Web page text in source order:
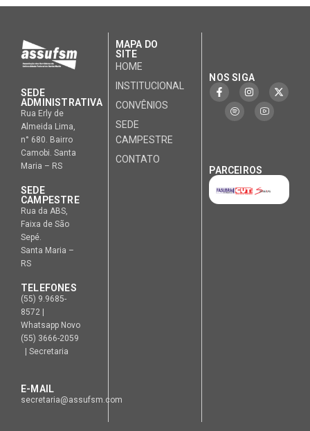
SEDE
ADMINISTRATIVA
Rua Erly de
Almeida Lima,
n° 680. Bairro
Camobi. Santa
Maria – RS
SEDE
CAMPESTRE
Rua da ABS,
Faixa de São
Sepé.
Santa Maria –
RS
TELEFONES
(55) 9.9685-
8572 |
Whatsapp Novo
(55) 3666-2059
| Secretaria
E-MAIL
secretaria@assufsm.com
MAPA DO
SITE
HOME
INSTITUCIONAL
CONVÊNIOS
SEDE
CAMPESTRE
CONTATO
NOS SIGA
PARCEIROS